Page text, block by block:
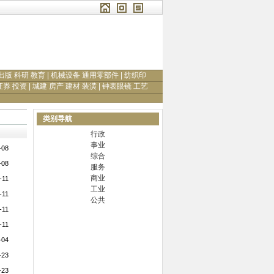
版 科研 教育 机械设备 通用零部件
纺织印
券 投资 城建 房产 建材 装潢
钟表眼镜 工艺
08
08
04
23
23
类别导航
行政
事业
综合
服务
商业
工业
公共